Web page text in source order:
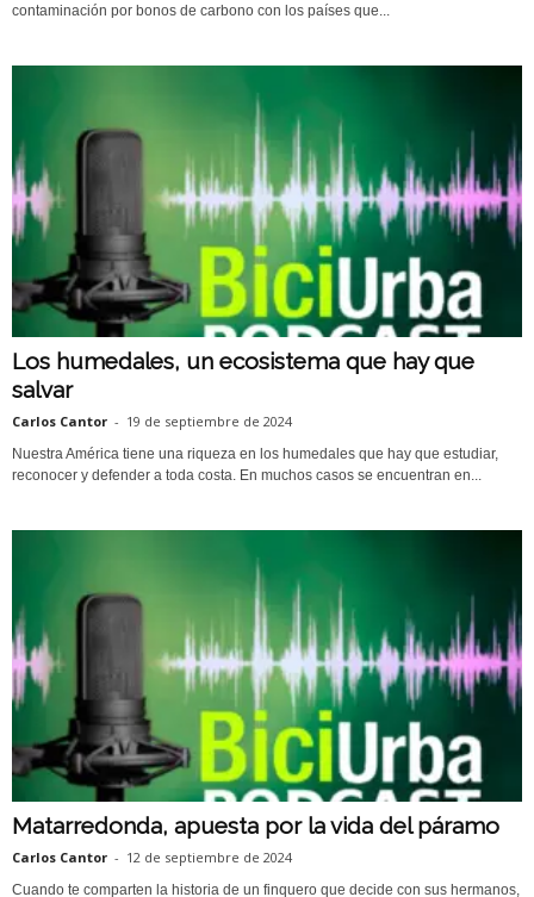
contaminación por bonos de carbono con los países que...
Los humedales, un ecosistema que hay que
salvar
Carlos Cantor - 19 de septiembre de 2024
Nuestra América tiene una riqueza en los humedales que hay que estudiar,
reconocer y defender a toda costa. En muchos casos se encuentran en...
Matarredonda, apuesta por la vida del páramo
Carlos Cantor - 12 de septiembre de 2024
Cuando te comparten la historia de un finquero que decide con sus hermanos,